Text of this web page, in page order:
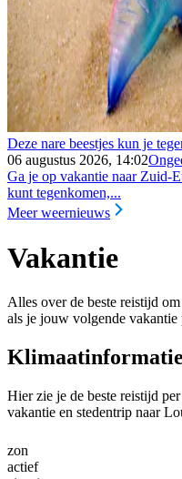
Deze nare beestjes kun je
06 augustus 2026, 14:02
Ga je op vakantie naar Zuid-
kunt tegenkomen,...
Meer weernieuws
Vakantie
Alles over de beste reistijd
als je jouw volgende vakantie
Klimaatinformatie
Hier zie je de beste reistijd
vakantie en stedentrip naar
zon
actief